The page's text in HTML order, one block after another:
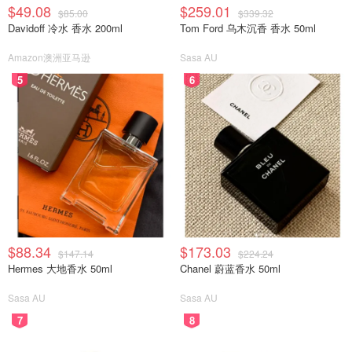
$49.08 $85.00
Davidoff 冷水 香水 200ml
Amazon澳洲亚马逊
$259.01 $339.32
Tom Ford 乌木沉香 香水 50ml
Sasa AU
5
$88.34 $147.14
Hermes 大地香水 50ml
Sasa AU
6
$173.03 $224.24
Chanel 蔚蓝香水 50ml
Sasa AU
7 8